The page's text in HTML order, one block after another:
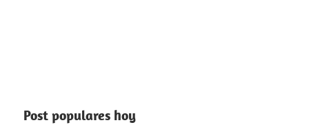
Post populares hoy